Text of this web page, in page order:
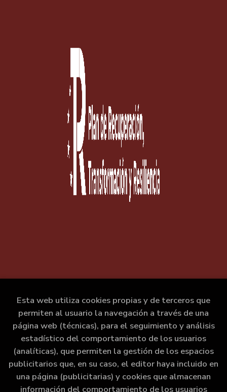
Esta web utiliza cookies propias y de terceros que
permiten al usuario la navegación a través de una
página web (técnicas), para el seguimiento y análisis
estadístico del comportamiento de los usuarios
(analíticas), que permiten la gestión de los espacios
publicitarios que, en su caso, el editor haya incluido en
una página (publicitarias) y cookies que almacenan
información del comportamiento de los usuarios